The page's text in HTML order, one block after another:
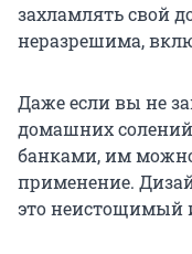
захламлять свой
неразрешима,
Даже если вы не
домашних солений,
банками, им
применение.
это неистощимый